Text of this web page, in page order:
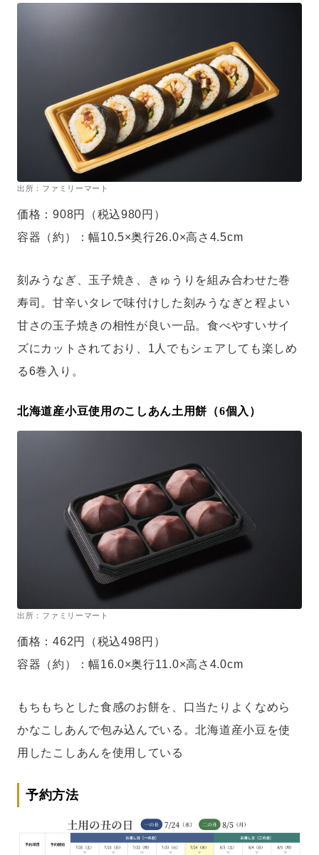
出所：ファミリーマート
価格：908円（税込980円）
容器（約）：幅10.5×奥行26.0×高さ4.5cm
刻みうなぎ、玉子焼き、きゅうりを組み合わせた巻
寿司。甘辛いタレで味付けした刻みうなぎと程よい
甘さの玉子焼きの相性が良い一品。食べやすいサイ
ズにカットされており、1人でもシェアしても楽しめ
る6巻入り。
北海道産小豆使用のこしあん土用餅（6個入）
出所：ファミリーマート
価格：462円（税込498円）
容器（約）：幅16.0×奥行11.0×高さ4.0cm
もちもちとした食感のお餅を、口当たりよくなめら
かなこしあんで包み込んでいる。北海道産小豆を使
用したこしあんを使用している
予約方法